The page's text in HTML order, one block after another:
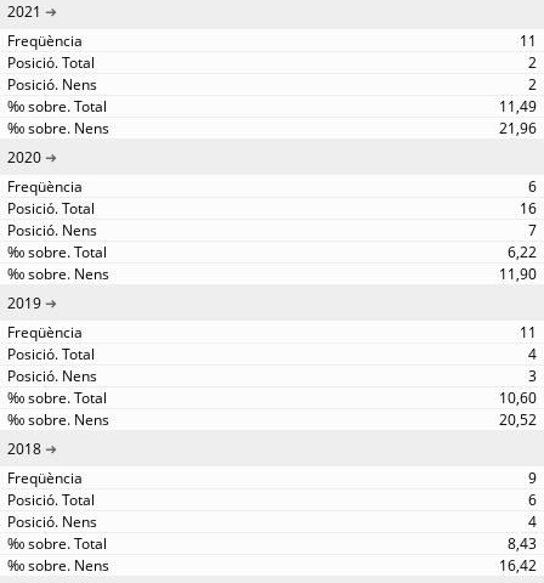
2021
11
2
2
11,49
21,96
2020
6
16
7
6,22
11,90
2019
11
4
3
10,60
20,52
2018
9
6
4
8,43
16,42